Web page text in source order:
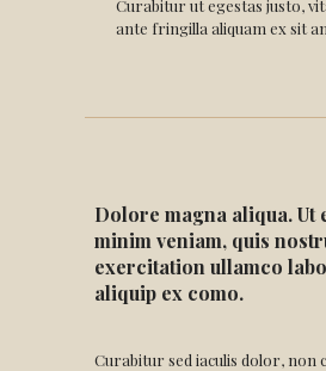
Curabitur ut egestas justo,
ante fringilla aliquam ex sit
Dolore magna aliqua. Ut
minim veniam, quis
exercitation ullamco
aliquip ex como.
Curabitur sed iaculis dolor, non